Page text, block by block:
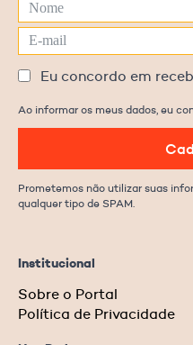
Institucional
Sobre o Portal
Política de Privacidade
Eu concordo em
Ao informar os meus dados, eu
Prometemos não utilizar suas
qualquer tipo de SPAM.